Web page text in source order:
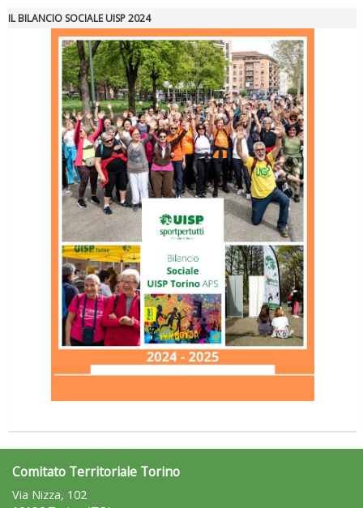
IL BILANCIO SOCIALE UISP 2024
Comitato Territoriale Torino
Via Nizza, 102